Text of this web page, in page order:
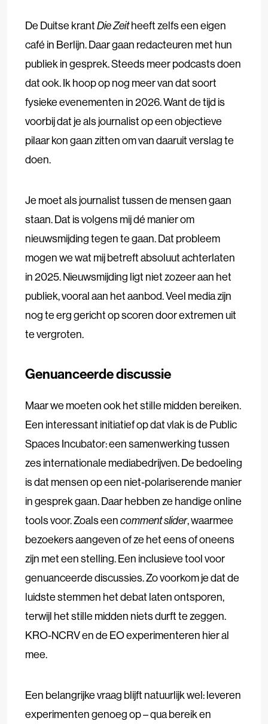
De Duitse krantDie Zeitheeft zelfs een eigen
café in Berlijn. Daar gaan redacteuren met hun
publiek in gesprek. Steeds meer podcasts doen
dat ook. Ik hoop op nog meer van dat soort
fysieke evenementen in 2026. Want de tijd is
voorbij dat je als journalist op een objectieve
pilaar kon gaan zitten om van daaruit verslag te
doen.
Je moet als journalist tussen de mensen gaan
staan. Dat is volgens mij dé manier om
nieuwsmijding tegen te gaan. Dat probleem
mogen we wat mij betreft absoluut achterlaten
in 2025. Nieuwsmijding ligt niet zozeer aan het
publiek, vooral aan het aanbod. Veel media zijn
nog te erg gericht op scoren door extremen uit
te vergroten.
Genuanceerde discussie
Maar we moeten ook het stille midden bereiken.
Een interessant initiatief op dat vlak is de Public
Spaces Incubator: een samenwerking tussen
zes internationale mediabedrijven. De bedoeling
is dat mensen op een niet-polariserende manier
in gesprek gaan. Daar hebben ze handige online
tools voor. Zoals eencomment slider, waarmee
bezoekers aangeven of ze het eens of oneens
zijn met een stelling. Een inclusieve tool voor
genuanceerde discussies. Zo voorkom je dat de
luidste stemmen het debat laten ontsporen,
terwijl het stille midden niets durft te zeggen.
KRO-NCRV en de EO experimenteren hier al
mee.
Een belangrijke vraag blijft natuurlijk wel: leveren
experimenten genoeg op – qua bereik en